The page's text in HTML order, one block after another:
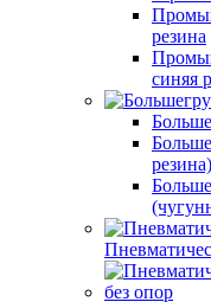
резина
синяя
резина)